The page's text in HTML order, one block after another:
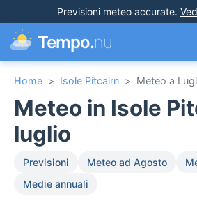
Previsioni meteo accurate.
Tempo.nu
Home > Isole Pitcairn > Meteo a
Meteo in Isole
luglio
Previsioni Meteo ad Agosto
Medie annuali